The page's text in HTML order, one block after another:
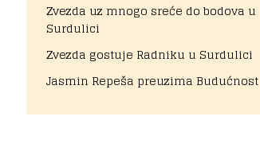
Zvezda uz mnogo sreće do bodova u
Surdulici
Zvezda gostuje Radniku u Surdulici
Jasmin Repeša preuzima Budućnost